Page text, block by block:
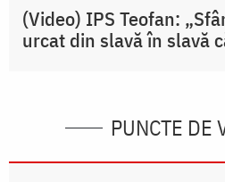
(Video) IPS Teofan:
urcat din slavă în slavă
PUNCTE DE